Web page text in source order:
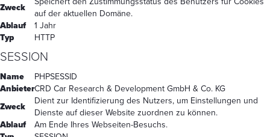
Zweck
auf der aktuellen Domäne.
Ablauf
1 Jahr
Typ
HTTP
SESSION
Name
PHPSESSID
AnbieterCRD Car Research & Development GmbH & Co. KG
Zweck
Dient zur Identifizierung des Nutzers, um Einstellungen und
Dienste auf dieser Website zuordnen zu können.
Ablauf
Am Ende Ihres Webseiten-Besuchs.